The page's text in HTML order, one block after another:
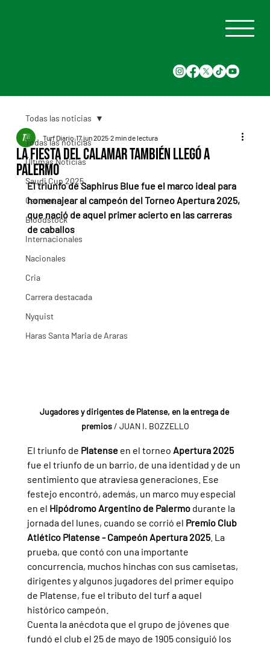
Todas las noticias
Últimas Noticias
Saudi Cup 2025
Carreras
Bloodstock
Internacionales
Nacionales
Cria
Carrera destacada
Nyquist
Haras Santa Maria de Araras
Todas las noticias
La fiesta del Calamar también llegó a
Palermo
Turf Diario 17 jun 2025 2 min de lectura
El triunfo de Saphirus Blue fue el marco ideal para
homenajear al campeón del Torneo Apertura 2025,
que nació de aquel primer acierto en las carreras
de caballos
Jugadores y dirigentes de Platense, en la entrega de
premios / JUAN I. BOZZELLO
El triunfo de Platense en el torneo Apertura 2025
fue el triunfo de un barrio, de una identidad y de un
sentimiento que atraviesa generaciones. Ese
festejo encontró, además, un marco muy especial
en el Hipódromo Argentino de Palermo durante la
jornada del lunes, cuando se corrió el Premio Club
Atlético Platense - Campeón Apertura 2025. La
prueba, que contó con una importante
concurrencia, muchos hinchas con sus camisetas,
dirigentes y algunos jugadores del primer equipo
de Platense, fue el tributo del turf a aquel
histórico campeón.
Cuenta la anécdota que el grupo de jóvenes que
fundó el club el 25 de mayo de 1905 consiguió los